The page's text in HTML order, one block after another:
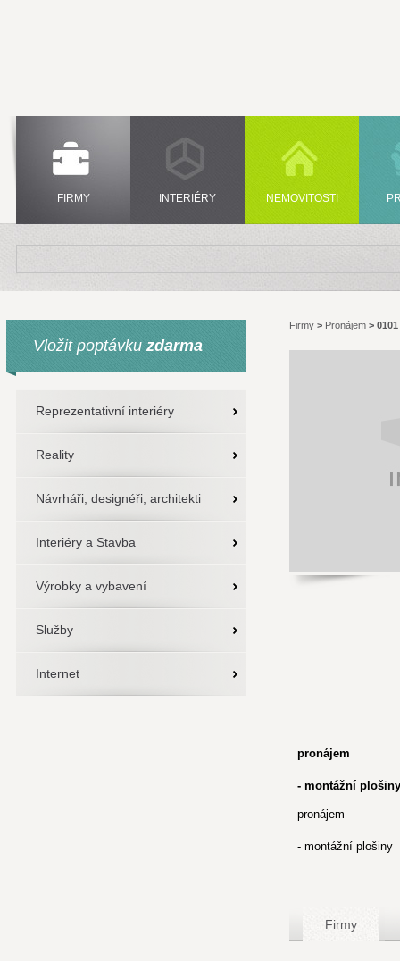
FIRMY INTERIÉRY NEMOVITOSTI
Vložit poptávku zdarma
Reprezentativní interiéry
Reality
Návrháři, designéři, architekti
Interiéry a Stavba
Výrobky a vybavení
Služby
Internet
Firmy > Pronájem >
pronájem
- montážní plošiny
pronájem
- montážní plošiny
Firmy